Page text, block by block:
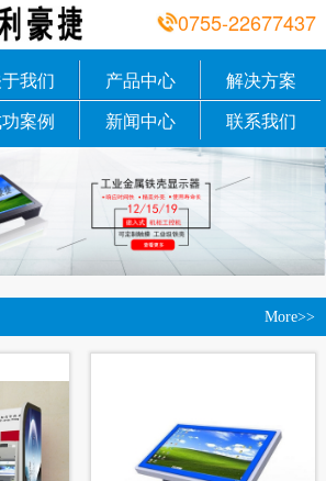
0755-22677437
我们 产品中心
解决方案
案例 新闻中心 联系我们
More>>